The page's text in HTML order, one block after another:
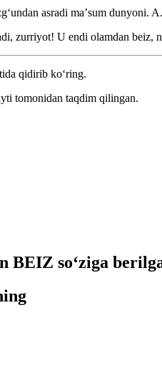
asradi maʼsum dunyoni.
zurriyot! U endi olamdan beiz,
qidirib ko‘ring.
tomonidan taqdim qilingan.
BEIZ so‘ziga